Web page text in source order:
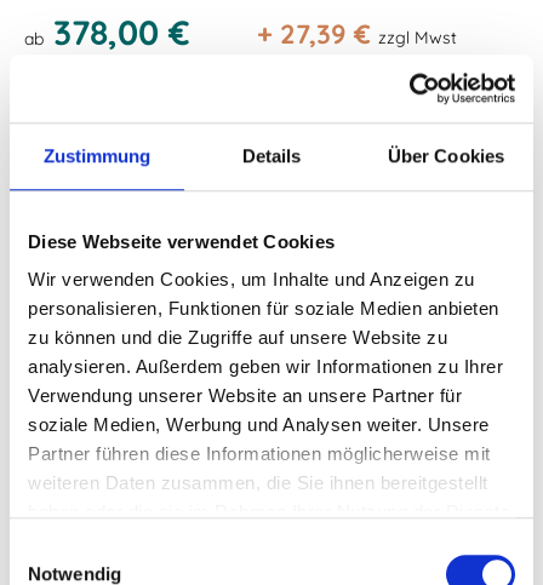
Zustimmung Details Über Cookies
Diese Webseite verwendet Cookies
Wir verwenden Cookies, um Inhalte und Anzeigen zu
personalisieren, Funktionen für soziale Medien anbieten
zu können und die Zugriffe auf unsere Website zu
analysieren. Außerdem geben wir Informationen zu Ihrer
Verwendung unserer Website an unsere Partner für
soziale Medien, Werbung und Analysen weiter. Unsere
Partner führen diese Informationen möglicherweise mit
weiteren Daten zusammen, die Sie ihnen bereitgestellt
Notwendig
ab 378,00 € + 27,39 € zzgl Mwst
Anpassbar Anpassbar
Elektro , 286 PS (210 kW)
Lieferzeit: 6 Monate
15,3 kWh/100 km (kombiniert) · 0 g CO2/km (kombiniert) · CO2-
Klasse A